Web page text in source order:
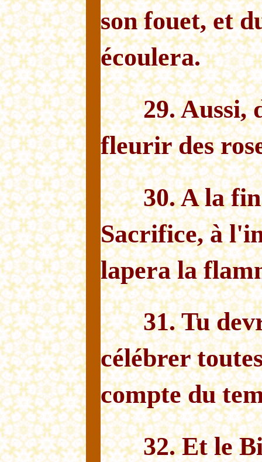
son fouet, et
écoulera.
29. Aussi,
fleurir des
30. A la
Sacrifice, à
lapera la
31. Tu
célébrer
compte du
32. Et le